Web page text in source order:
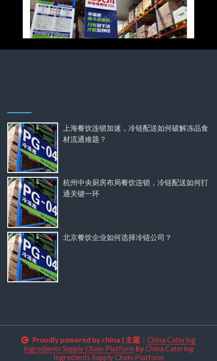
上海餐饮连锁加速，冷链配送如何破解冻品食
材流通难题？
杭州中央厨房布局餐饮连锁，冷链配送如何打
通关键一环
北京餐饮企业如何选择冷链公司？
Proudly powered by china | 主题： China Catering
Ingredients Supply Chain Platform byChina Catering
Ingredients Supply Chain Platform